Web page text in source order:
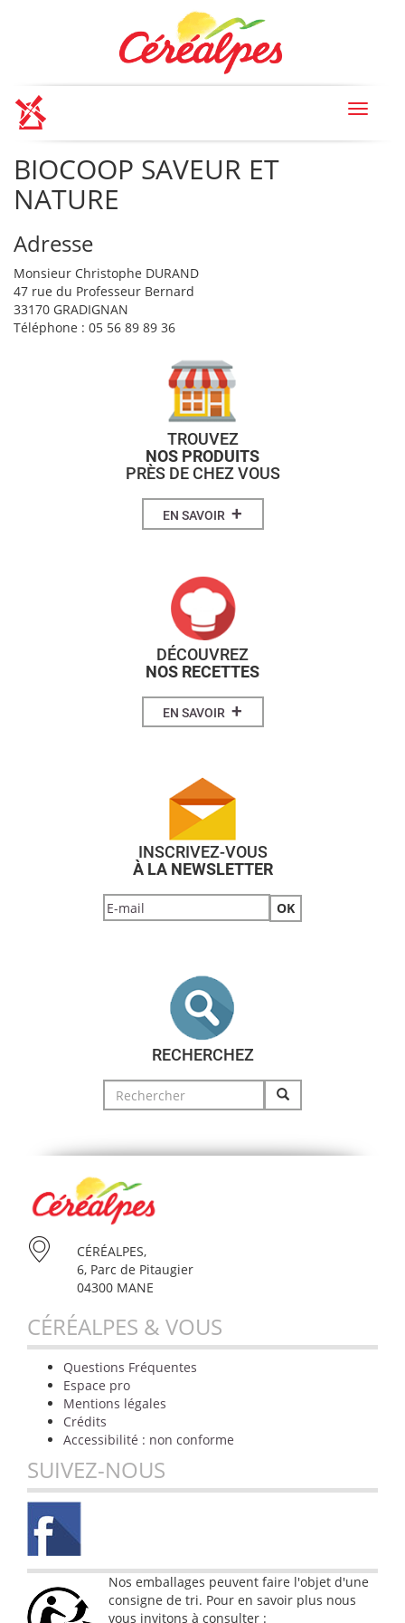
Toggle
BIOCOOP SAVEUR ET
NATURE
Adresse
Monsieur Christophe DURAND
47 rue du Professeur Bernard
33170 GRADIGNAN
Téléphone : 05 56 89 89 36
TROUVEZ
NOS PRODUITS
PRÈS DE CHEZ VOUS
EN SAVOIR +
DÉCOUVREZ
NOS RECETTES
EN SAVOIR +
INSCRIVEZ-VOUS
À LA NEWSLETTER
RECHERCHEZ
Search
for:
CÉRÉALPES,
6, Parc de Pitaugier
04300 MANE
CÉRÉALPES & VOUS
Questions Fréquentes
Espace pro
Mentions légales
Crédits
Accessibilité : non conforme
SUIVEZ-NOUS
Nos emballages peuvent faire l'objet d'une
consigne de tri. Pour en savoir plus nous
vous invitons à consulter :